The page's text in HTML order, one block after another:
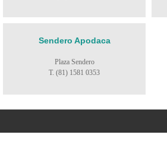
Sendero Apodaca
Plaza Sendero
T. (81) 1581 0353